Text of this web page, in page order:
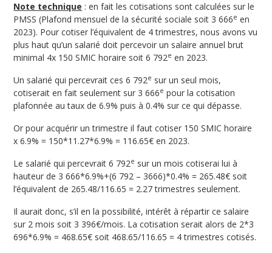
Note technique : en fait les cotisations sont calculées sur le
PMSS (Plafond mensuel de la sécurité sociale soit 3 666e en
2023). Pour cotiser l’équivalent de 4 trimestres, nous avons vu
plus haut qu’un salarié doit percevoir un salaire annuel brut
minimal 4x 150 SMIC horaire soit 6 792e en 2023.
Un salarié qui percevrait ces 6 792e sur un seul mois,
cotiserait en fait seulement sur 3 666e pour la cotisation
plafonnée au taux de 6.9% puis à 0.4% sur ce qui dépasse.
Or pour acquérir un trimestre il faut cotiser 150 SMIC horaire
x 6.9% = 150*11.27*6.9% = 116.65€ en 2023.
Le salarié qui percevrait 6 792e sur un mois cotiserai lui à
hauteur de 3 666*6.9%+(6 792 – 3666)*0.4% = 265.48€ soit
l’équivalent de 265.48/116.65 = 2.27 trimestres seulement.
Il aurait donc, s’il en la possibilité, intérêt à répartir ce salaire
sur 2 mois soit 3 396€/mois. La cotisation serait alors de 2*3
696*6.9% = 468.65€ soit 468.65/116.65 = 4 trimestres cotisés.